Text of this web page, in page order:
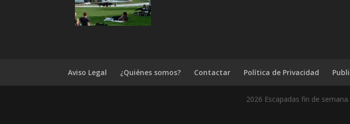
Aviso Legal ¿Quiénes somos? Contactar Política de Privacidad
2026 Escapadas fin de